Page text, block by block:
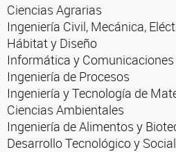
Ciencias Agrarias
Ingeniería Civil, Mecánica,
Hábitat y Diseño
Informática y Comunicaciones
Ingeniería de Procesos
Ingeniería y Tecnología de
Ciencias Ambientales
Ingeniería de Alimentos y
Desarrollo Tecnológico y